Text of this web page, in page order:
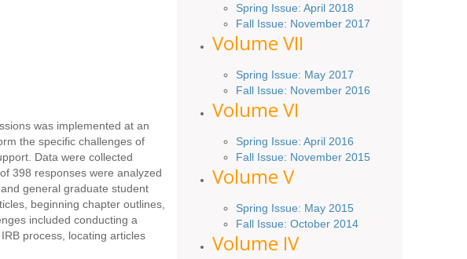
was implemented at an
the specific challenges of
Data were collected
398 responses were analyzed
general graduate student
beginning chapter outlines,
included conducting a
process, locating articles
Spring Issue: April 2018
Fall Issue: November 2017
Volume VII
Spring Issue: May 2017
Fall Issue: November2016
Volume VI
Spring Issue: April 2016
Fall Issue: November 2015
Volume V
Spring Issue: May 2015
Fall Issue: October2014
Volume IV